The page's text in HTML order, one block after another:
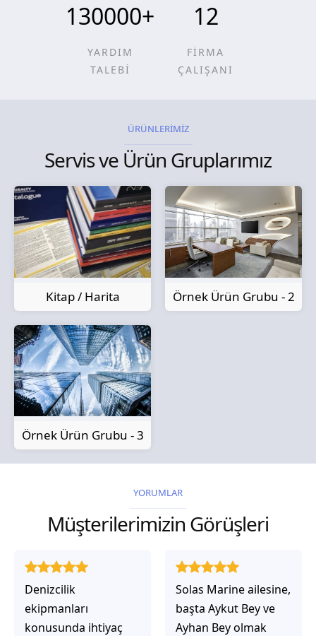
130000+
YARDIM
TALEBİ
12
FİRMA
ÇALIŞANI
ÜRÜNLERİMİZ
Servis ve Ürün Gruplarımız
Kitap / Harita Örnek Ürün Grubu - 2
Örnek Ürün Grubu - 3
YORUMLAR
Müşterilerimizin Görüşleri
Solas Marine ailesine,
başta Aykut Bey ve
Ayhan Bey olmak
Solas Marine ile
çalıştığınızda,
işlerinin gerçekten